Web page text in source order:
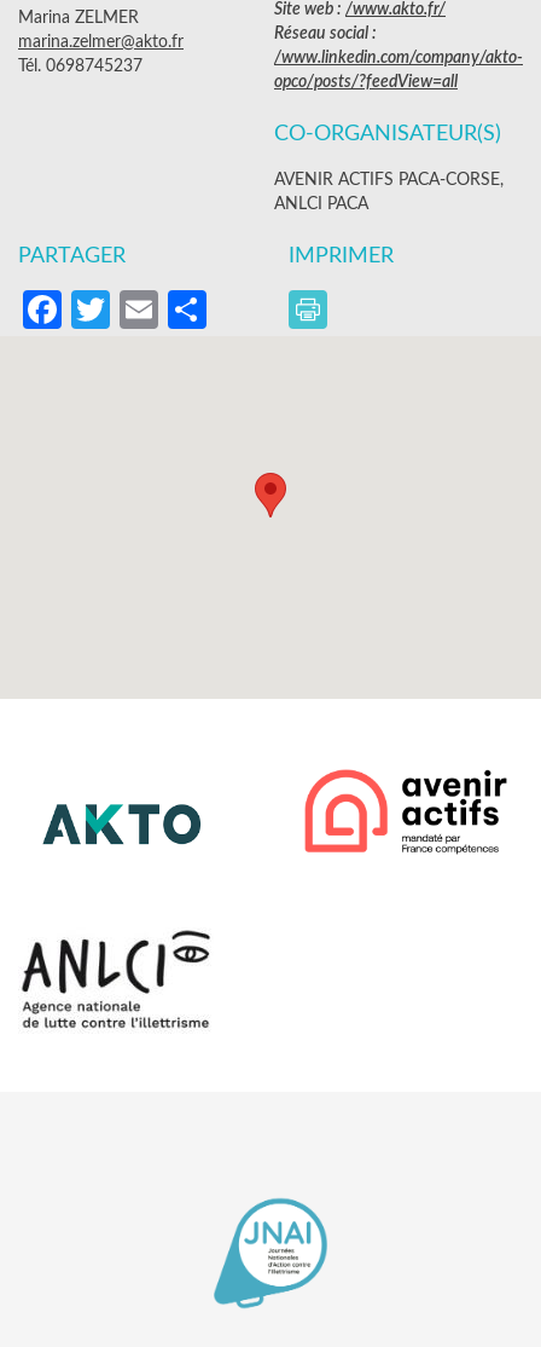
Marina ZELMER
marina.zelmer@akto.fr
Tél. 0698745237
Site web : /www.akto.fr/
Réseau social :
/www.linkedin.com/company/akto-
opco/posts/?feedView=all
CO-ORGANISATEUR(S)
AVENIR ACTIFS PACA-CORSE,
ANLCI PACA
PARTAGER
Facebook
Twitter
EmailPartager
IMPRIMER